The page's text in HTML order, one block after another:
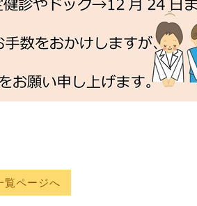
覧ページへ